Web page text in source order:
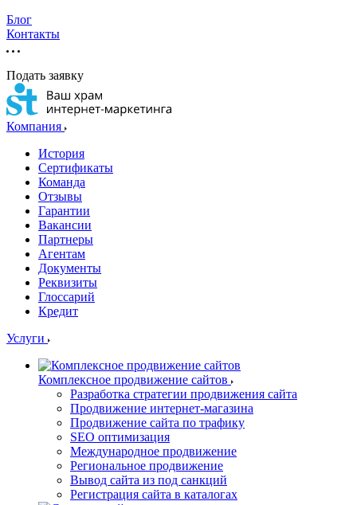
Блог
Контакты
Подать заявку
Компания
История
Сертификаты
Команда
Отзывы
Гарантии
Вакансии
Партнеры
Агентам
Документы
Реквизиты
Глоссарий
Кредит
Услуги
Комплексное продвижение сайтов
Разработка стратегии продвижения сайта
Продвижение интернет-магазина
Продвижение сайта по трафику
SEO оптимизация
Международное продвижение
Региональное продвижение
Вывод сайта из под санкций
Регистрация сайта в каталогах